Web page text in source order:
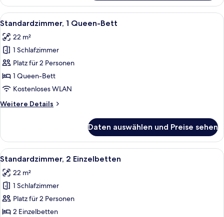
Room,
Zimmer,
1
Bett
Alle
Fotos
für
Standardzimmer,
1
Queen-
Bett
Ein Hotelzimmer mit einem
2
Standardzimmer, 1 Queen-Bett
22 m²
1 Schlafzimmer
Platz für 2 Personen
1 Queen-Bett
Kostenloses WLAN
Weitere Details
Weitere
1
Queen-
Bett
Daten auswählen und Preise sehen
Alle
Fotos
für
Standardzimmer,
2 Einzelbetten
anzeigen
Ein Wohngebiet mit Häusern,
2
Standardzimmer, 2 Einzelbetten
22 m²
1 Schlafzimmer
Platz für 2 Personen
2 Einzelbetten